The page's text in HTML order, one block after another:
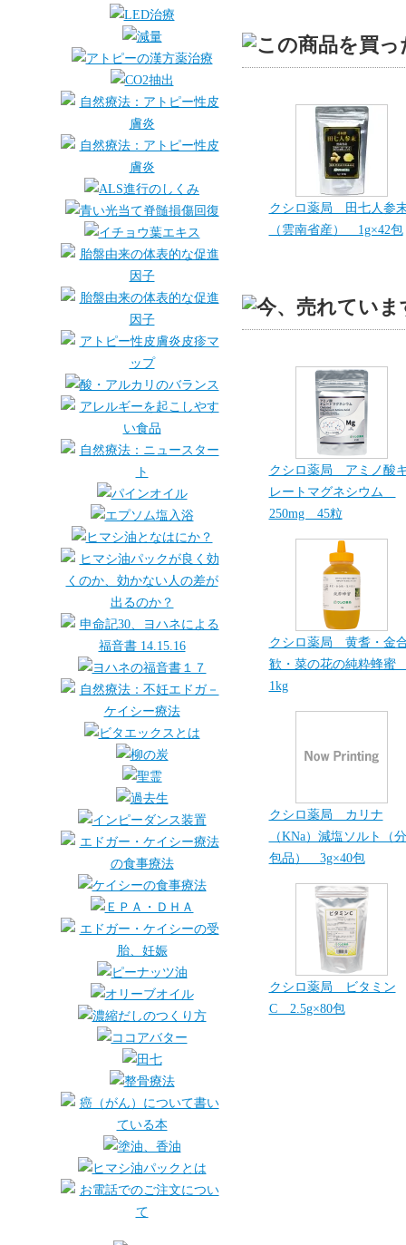
クシロ薬局 田七人参
（雲南省産） 1g×42包
クシロ薬局 アミノ酸
レートマグネシウム
250mg 45粒
クシロ薬局 黄耆・金
歓・菜の花の純粋蜂
1kg
クシロ薬局 カリナ
（KNa）減塩ソルト（分
包品） 3g×40包
クシロ薬局 ビタミン
C 2.5g×80包